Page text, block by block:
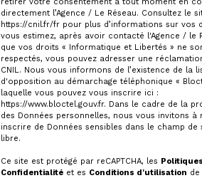
directement l’Agence / Le Réseau. Consultez le
https://cnil.fr/frpour plus d’informations sur vos
vous estimez, après avoir contacté l'Agence / le
que vos droits « Informatique et Libertés » ne
respectés, vous pouvez adresser une
CNIL. Nous vous informons de l’existence de la
d'opposition au démarchage téléphonique «
laquelle vous pouvez vous inscrire ici :
https://www.bloctel.gouv.fr. Dans le cadre de la
des Données personnelles, nous vous invitons à
inscrire de Données sensibles dans le champ de
libre.
Ce site est protégé par reCAPTCHA, les
Confidentialitéet es Conditions d'utilisation de